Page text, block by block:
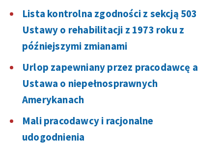
Lista kontrolna zgodności z sekcją 503
Ustawy o rehabilitacji z 1973 roku z
późniejszymi zmianami
Urlop zapewniany przez pracodawcę a
Ustawa o niepełnosprawnych
Amerykanach
Mali pracodawcy i racjonalne
udogodnienia